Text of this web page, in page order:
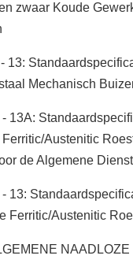
zwaar Koude
13:
Mechanisch
13A:
Austenitic
de Algemene Dienst
13:
Ferritic/Austenitic